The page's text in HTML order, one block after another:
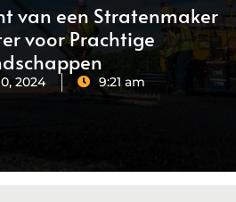
van een Stratenmaker
voor Prachtige
2024 9:21 am